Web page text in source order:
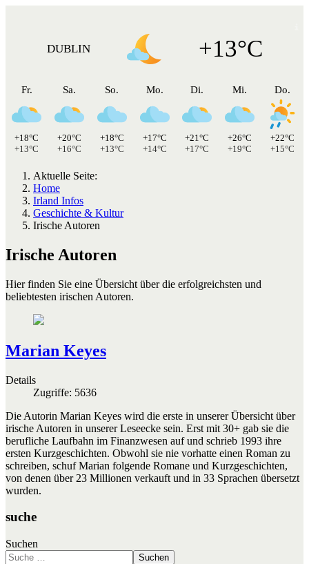
DUBLIN +13°C
Fr.
+18°C
+13°C
Sa.
+20°C
+16°C
So.
+18°C
+13°C
Mo.
+17°C
+14°C
Di.
+21°C
+17°C
Mi.
+26°C
+19°C
Do.
+22°C
+15°C
Aktuelle Seite:
Home
Irland Infos
Geschichte & Kultur
Irische Autoren
Irische Autoren
Hier finden Sie eine Übersicht über die erfolgreichsten und
beliebtesten irischen Autoren.
Marian Keyes
Details
Zugriffe: 5636
Die Autorin Marian Keyes wird die erste in unserer Übersicht über
irische Autoren in unserer Leseecke sein. Erst mit 30+ gab sie die
berufliche Laufbahn im Finanzwesen auf und schrieb 1993 ihre
ersten Kurzgeschichten. Obwohl sie nie vorhatte einen Roman zu
schreiben, schuf Marian folgende Romane und Kurzgeschichten,
von denen über 23 Millionen verkauft und in 33 Sprachen übersetzt
wurden.
suche
Suchen
Suchen